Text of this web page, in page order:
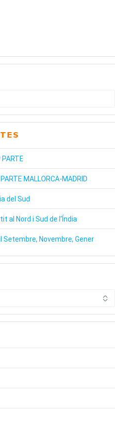
MALLORCA-MADRID
del Sud
al Nord i Sud de l’Índia
Setembre, Novembre, Gener